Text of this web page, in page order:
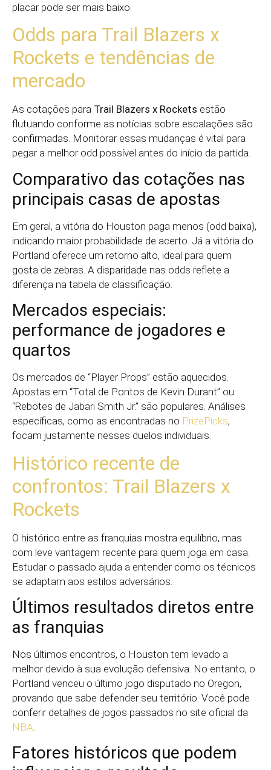
placar pode ser mais baixo.
Odds para Trail Blazers x
Rockets e tendências de
mercado
As cotações para Trail Blazers x Rockets estão
flutuando conforme as notícias sobre escalações são
confirmadas. Monitorar essas mudanças é vital para
pegar a melhor odd possível antes do início da partida.
Comparativo das cotações nas
principais casas de apostas
Em geral, a vitória do Houston paga menos (odd baixa),
indicando maior probabilidade de acerto. Já a vitória do
Portland oferece um retorno alto, ideal para quem
gosta de zebras. A disparidade nas odds reflete a
diferença na tabela de classificação.
Mercados especiais:
performance de jogadores e
quartos
Os mercados de “Player Props” estão aquecidos.
Apostas em “Total de Pontos de Kevin Durant” ou
“Rebotes de Jabari Smith Jr.” são populares. Análises
específicas, como as encontradas no PrizePicks,
focam justamente nesses duelos individuais.
Histórico recente de
confrontos: Trail Blazers x
Rockets
O histórico entre as franquias mostra equilíbrio, mas
com leve vantagem recente para quem joga em casa.
Estudar o passado ajuda a entender como os técnicos
se adaptam aos estilos adversários.
Últimos resultados diretos entre
as franquias
Nos últimos encontros, o Houston tem levado a
melhor devido à sua evolução defensiva. No entanto, o
Portland venceu o último jogo disputado no Oregon,
provando que sabe defender seu território. Você pode
conferir detalhes de jogos passados no site oficial da
NBA
Fatores históricos que podem